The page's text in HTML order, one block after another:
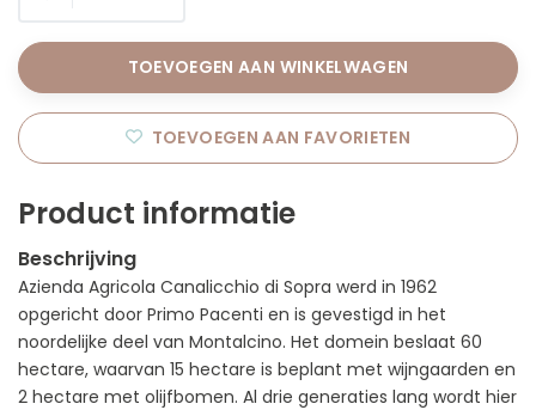
TOEVOEGEN AAN WINKELWAGEN
TOEVOEGEN AAN FAVORIETEN
Product informatie
Beschrijving
Azienda Agricola Canalicchio di Sopra werd in 1962
opgericht door Primo Pacenti en is gevestigd in het
noordelijke deel van Montalcino. Het domein beslaat 60
hectare, waarvan 15 hectare is beplant met wijngaarden en
2 hectare met olijfbomen. Al drie generaties lang wordt hier